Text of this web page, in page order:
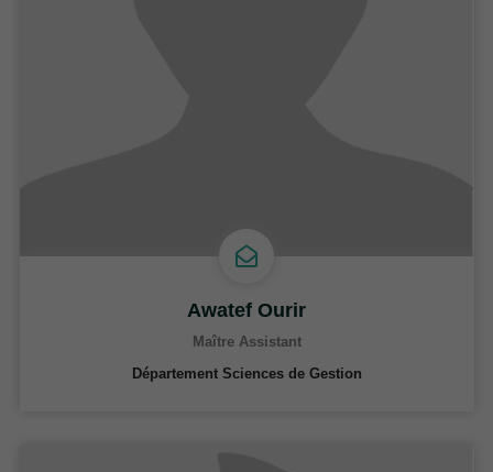
Awatef Ourir
Maître Assistant
Département Sciences de Gestion